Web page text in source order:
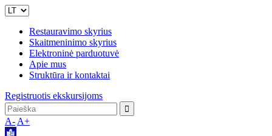
Restauravimo skyrius
Skaitmeninimo skyrius
Elektroninė parduotuvė
Apie mus
Struktūra ir kontaktai
Registruotis ekskursijoms
A- A+